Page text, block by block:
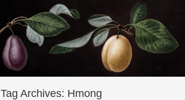
Tag Archives: Hmong